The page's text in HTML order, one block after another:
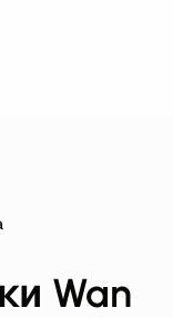
Wan